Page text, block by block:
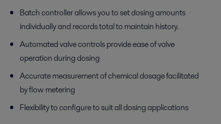
Batch controller allows you to set dosing amounts
individually and records total to maintain history.
Automated valve controls provide ease of valve
operation during dosing
Accurate measurement of chemical dosage facilitated
by flow metering
Flexibility to configure to suit all dosing applications